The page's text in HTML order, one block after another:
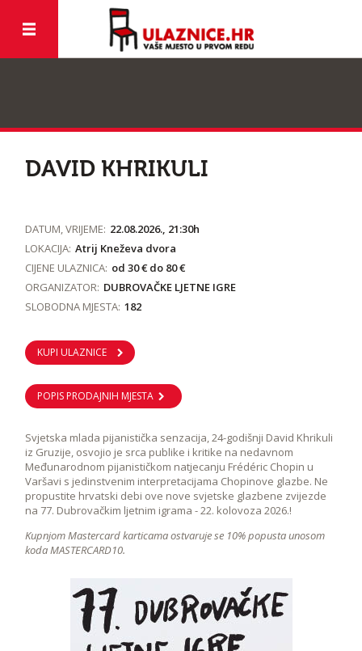
DAVID KHRIKULI
DATUM, VRIJEME: 22.08.2026., 21:30h
LOKACIJA: Atrij Kneževa dvora
CIJENE ULAZNICA: od 30 € do 80 €
ORGANIZATOR: DUBROVAČKE LJETNE IGRE
SLOBODNA MJESTA: 182
KUPI ULAZNICE
POPIS PRODAJNIH MJESTA
Svjetska mlada pijanistička senzacija, 24-godišnji David Khrikuli
iz Gruzije, osvojio je srca publike i kritike na nedavnom
Međunarodnom pijanističkom natjecanju Frédéric Chopin u
Varšavi s jedinstvenim interpretacijama Chopinove glazbe. Ne
propustite hrvatski debi ove nove svjetske glazbene zvijezde
na 77. Dubrovačkim ljetnim igrama - 22. kolovoza 2026.!
Kupnjom Mastercard karticama ostvaruje se 10% popusta unosom
koda MASTERCARD10.